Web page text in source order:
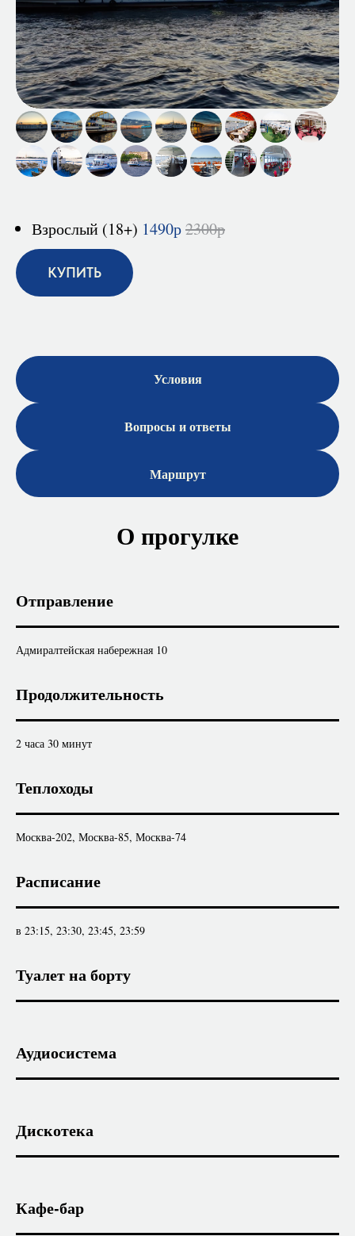
Взрослый (18+) 1490р2300р
КУПИТЬ
Условия
Вопросы и ответы
Маршрут
О прогулке
Отправление
Адмиралтейская набережная 10
Продолжительность
2 часа 30 минут
Теплоходы
Москва-202, Москва-85, Москва-74
Расписание
в 23:15, 23:30, 23:45, 23:59
Туалет на борту
Аудиосистема
Дискотека
Кафе-бар